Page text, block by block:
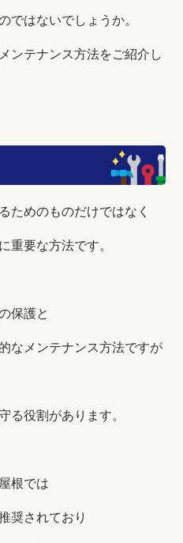
ではないでしょうか。
ンテナンス方法をご紹介し
ためのものだけではなく
重要な方法です。
保護と
なメンテナンス方法ですが
る役割があります。
根では
奨されており